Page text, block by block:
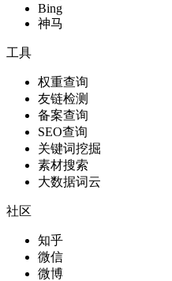
Bing
神马
工具
权重查询
友链检测
备案查询
SEO查询
关键词挖掘
素材搜索
大数据词云
社区
知乎
微信
微博